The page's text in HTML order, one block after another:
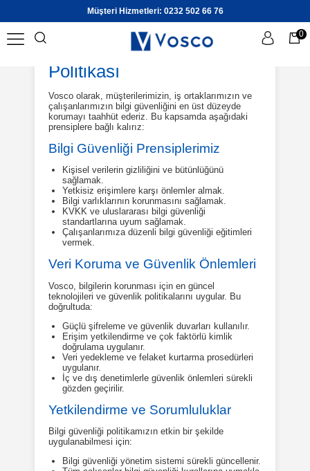
Müşteri Hizmetleri: 0232 502 66 76
Üye Girişi
0
Vosco Bilgi Güvenliği
Politikası
Vosco olarak, müşterilerimizin, iş ortaklarımızın ve
çalışanlarımızın bilgi güvenliğini en üst düzeyde
korumayı taahhüt ederiz. Bu kapsamda aşağıdaki
prensiplere bağlı kalırız:
Bilgi Güvenliği Prensiplerimiz
Kişisel verilerin gizliliğini ve bütünlüğünü
sağlamak.
Yetkisiz erişimlere karşı önlemler almak.
Bilgi varlıklarının korunmasını sağlamak.
KVKK ve uluslararası bilgi güvenliği
standartlarına uyum sağlamak.
Çalışanlarımıza düzenli bilgi güvenliği eğitimleri
vermek.
Veri Koruma ve Güvenlik Önlemleri
Vosco, bilgilerin korunması için en güncel
teknolojileri ve güvenlik politikalarını uygular. Bu
doğrultuda:
Güçlü şifreleme ve güvenlik duvarları kullanılır.
Erişim yetkilendirme ve çok faktörlü kimlik
doğrulama uygulanır.
Veri yedekleme ve felaket kurtarma prosedürleri
uygulanır.
İç ve dış denetimlerle güvenlik önlemleri sürekli
gözden geçirilir.
Yetkilendirme ve Sorumluluklar
Bilgi güvenliği politikamızın etkin bir şekilde
uygulanabilmesi için:
Bilgi güvenliği yönetim sistemi sürekli güncellenir.